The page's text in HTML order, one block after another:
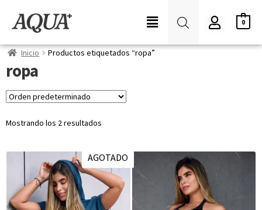
0
Inicio Productos etiquetados “ropa”
ropa
Mostrando los 2 resultados
AGOTADO